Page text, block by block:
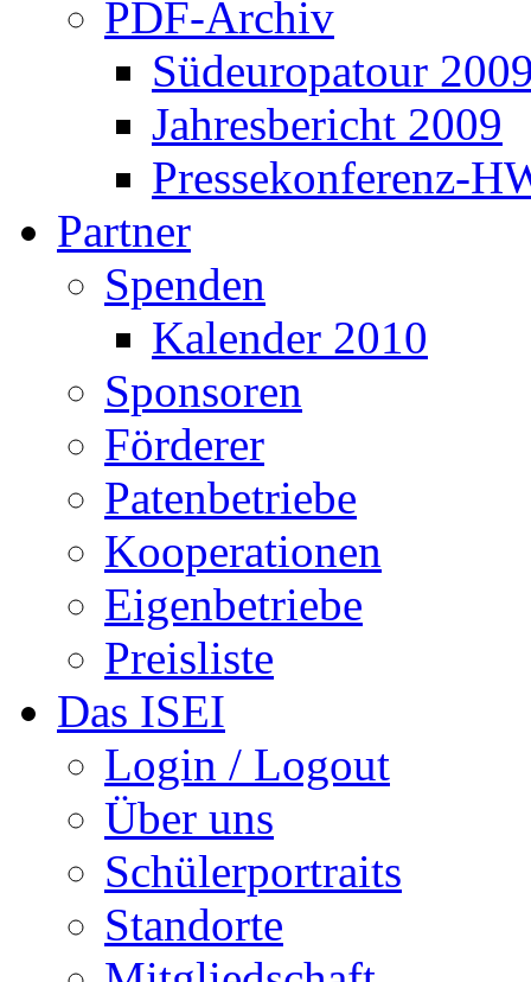
PDF-Archiv
Südeuropatour
Jahresbericht 2009
Pressekonferenz-
Partner
Spenden
Kalender 2010
Sponsoren
Förderer
Patenbetriebe
Kooperationen
Eigenbetriebe
Preisliste
Das ISEI
Login / Logout
Über uns
Schülerportraits
Standorte